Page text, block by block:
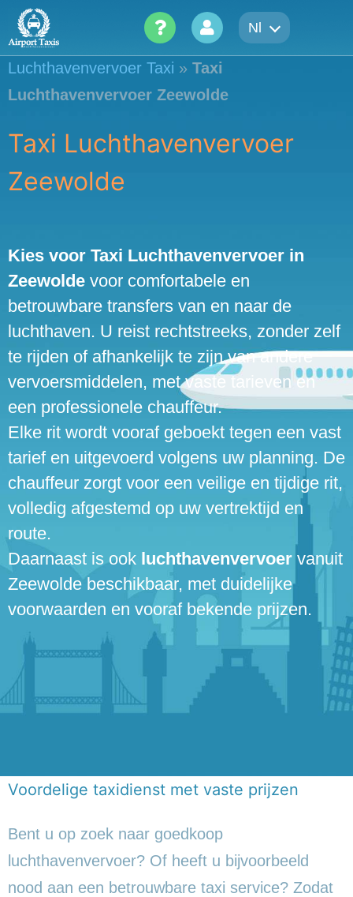
Skip
content
Nl
Luchthavenvervoer Taxi » Taxi
Luchthavenvervoer Zeewolde
Taxi Luchthavenvervoer
Zeewolde
Kies voor Taxi Luchthavenvervoer in
Zeewolde voor comfortabele en
betrouwbare transfers van en naar de
luchthaven. U reist rechtstreeks, zonder zelf
te rijden of afhankelijk te zijn van andere
vervoersmiddelen, met vaste tarieven en
een professionele chauffeur.
Elke rit wordt vooraf geboekt tegen een vast
tarief en uitgevoerd volgens uw planning. De
chauffeur zorgt voor een veilige en tijdige rit,
volledig afgestemd op uw vertrektijd en
route.
Daarnaast is ook luchthavenvervoer vanuit
Zeewolde beschikbaar, met duidelijke
voorwaarden en vooraf bekende prijzen.
Voordelige taxidienst met vaste prijzen
Bent u op zoek naar goedkoop
luchthavenvervoer? Of heeft u bijvoorbeeld
nood aan een betrouwbare taxi service? Zodat